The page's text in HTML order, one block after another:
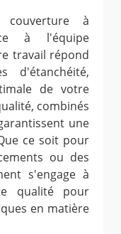
à
à l'équipe
travail répond
d'étanchéité,
de votre
combinés
une
ce soit pour
ou des
s'engage à
qualité pour
en matière